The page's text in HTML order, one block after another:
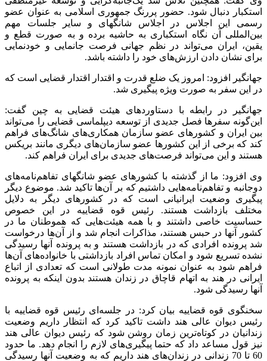
استکبار دنبال شود. حضور پررنگ جمهوری اسلامی به عنوان عضو
رسمی این اجلاس در اجلاس شانگهای و سایر جلسات مهم
بین‌المللی آن نگاه استکباری به حاشیه برده و به صورت قطع و
یقین، ایران می‌تواند در نظم جهانی فرصت جانمایی و خودنمایی
برای نشان دادن ارزش‌های خود را داشته باشد.
جهانگیر افزود: امروز یک ضلع قدرت و اقتدار اقتدار قضایی است که
در این سفر به صورت ویژه پیگیری شد.
جهانگیر در رابطه با دستاورد‌های هیئت قضایی به چین گفت:
این‌گونه سفر‌ها فصل جدیدی از توسعه دیپلماسی قضایی را می‌تواند
بین ایران و کشور‌های عضو سازمان همکاری‌های شانگ‌های فراهم
کند که برخی از این کشور‌ها عضو سازمان‌های دیگری مانند بریکس
هستند و این می‌تواند فرصت‌های جدیدی برای ایران فراهم کند.
وی افزود: ما از گذشته با کشور‌های عضو شانگهای تفاهم‌نامه‌های
دوجانبه و تفاهم‌نامه‌هایی داشتیم که بر آن‌ها تاکید شد. موضوع دیگر
پیگیری وضعیت ایرانیانی است که در کشور‌های دیگر به دلایل
مختلف بازداشت هستند. رئیس قوه قضاییه در این خصوص
حساسیت خاصی داشتند و با همه هیئت‌هایی که هموطنان ما در
کشور آنها در حبس هستند، مذاکرات انجام شد و از آن‌ها درخواست
شد پرونده افرادی که در بازداشت هستند و به پرونده آنها رسیدگی
نشده تسریع شود و امکان تماس افراد بازداشتی با خانواده‌های آن‌ها
فراهم شود به عنوان نمونه مدت طولانی است که تعدادی از اتباع
ایرانی در هند به اتهام قاچاق در زندان هستند بدون اینکه به پرونده
آنها رسیدگی شود.
سخنگوی قوه قضاییه بیان کرد: در جلسه‌ای رئیس قوه قضاییه با
رئیس دیوان عالی هند داشت تاکید کرد که انتظار داریم وضعیت
زندانیان در کوتاه‌ترین زمان روشن شود که رئیس دیوان عالی هند
نیز قول مساعد داد که حتما پیگیری‌های لازم را انجام دهد. ما حدود
60 تا 70 زندانی در زندان‌های هند داریم که به وضعیت آنها رسیدگی